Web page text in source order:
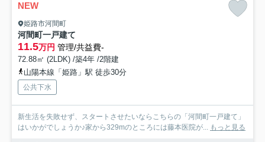
NEW
姫路市河間町
河間町一戸建て
11.5万円 管理/共益費-
72.88㎡ (2LDK) /築4年 /2階建
山陽本線「姫路」駅 徒歩30分
公共下水
新生活を失敗せず、スタートさせたいならこちらの「河間町一戸建て」
はいかがでしょうか♪家から329mのところには藤本医院が... もっと見る